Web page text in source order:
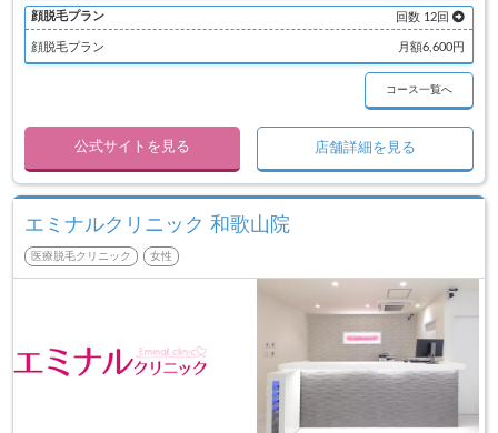
顔脱毛プラン 回数 12回
顔脱毛プラン 月額6,600円
コース一覧へ
公式サイトを見る 店舗詳細を見る
エミナルクリニック 和歌山院
医療脱毛クリニック 女性